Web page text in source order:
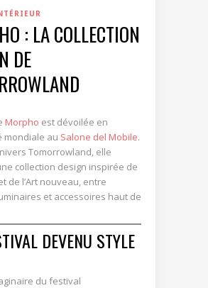
: LA COLLECTION
DE
Morpho est dévoilée en
mondiale au Salone del Mobile.
Tomorrowland, elle
collection design inspirée de
de l’Art nouveau, entre
et accessoires haut de
DEVENU STYLE
du festival